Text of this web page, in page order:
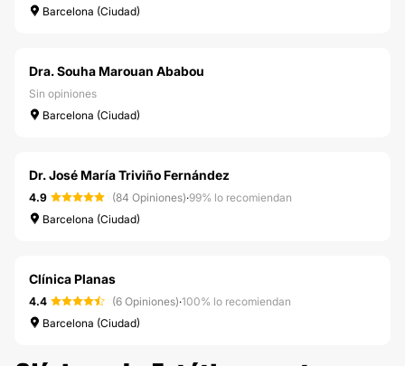
Barcelona (Ciudad)
Dra. Souha Marouan Ababou
Sin opiniones
Barcelona (Ciudad)
Dr. José María Triviño Fernández
4.9 (84 Opiniones)·99% lo recomiendan
Barcelona (Ciudad)
Clínica Planas
4.4 (6 Opiniones)·100% lo recomiendan
Barcelona (Ciudad)